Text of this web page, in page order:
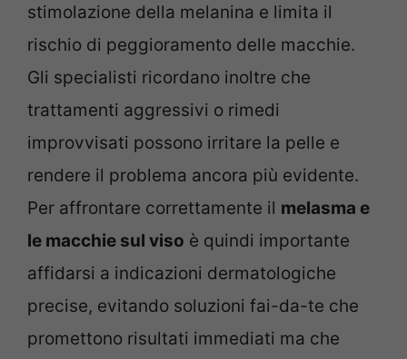
stimolazione della melanina e limita il
rischio di peggioramento delle macchie.
Gli specialisti ricordano inoltre che
trattamenti aggressivi o rimedi
improvvisati possono irritare la pelle e
rendere il problema ancora più evidente.
Per affrontare correttamente il melasma e
le macchie sul viso è quindi importante
affidarsi a indicazioni dermatologiche
precise, evitando soluzioni fai-da-te che
promettono risultati immediati ma che